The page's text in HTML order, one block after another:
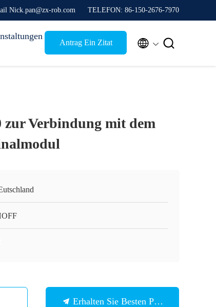
Nick.pan@zx-rob.com TELEFON: 86-150-2676-7970
Antrag Ein Zitat  
zur Verbindung mit dem
Erhalten Sie Besten Preis